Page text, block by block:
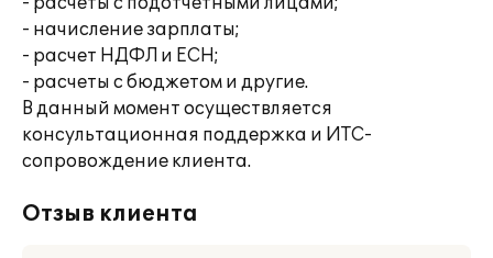
- начисление зарплаты;
- расчет НДФЛ и ЕСН;
- расчеты с бюджетом и другие.
В данный момент осуществляется
консультационная поддержка и ИТС-
сопровождение клиента.
Отзыв клиента